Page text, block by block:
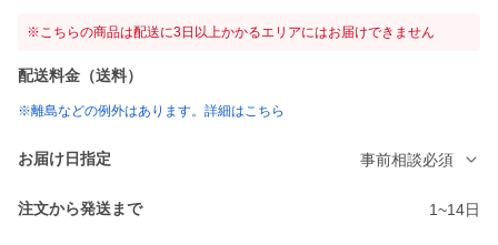
※こちらの商品は配送に3日以上かかるエリアにはお届けできません
配送料金（送料）
※離島などの例外はあります。詳細はこちら
お届け日指定 事前相談必須
注文から発送まで 1~14日